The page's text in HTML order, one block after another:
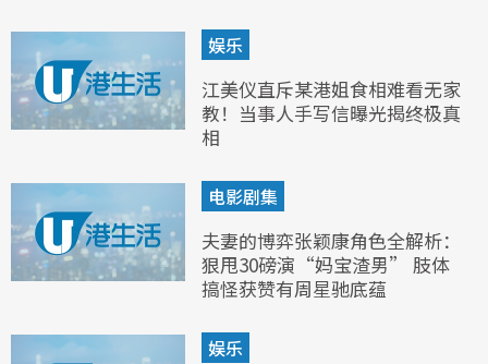
娱乐
江美仪直斥某港姐食相难看无家
教！当事人手写信曝光揭终极真
相
电影剧集
夫妻的博弈张颖康角色全解析：
狠甩30磅演“妈宝渣男” 肢体
搞怪获赞有周星驰底蕴
娱乐